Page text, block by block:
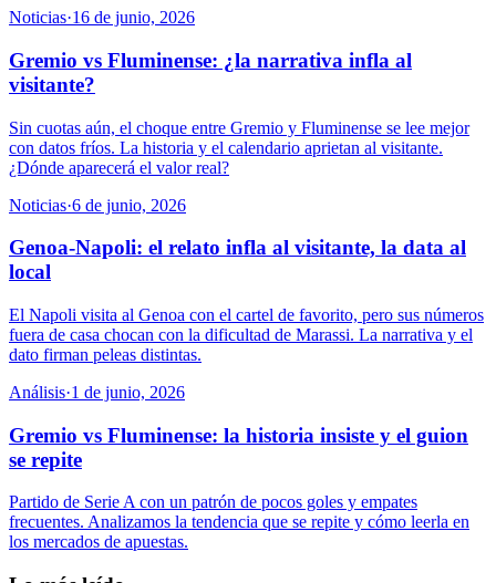
Noticias·16 de junio, 2026
Gremio vs Fluminense: ¿la narrativa infla al
visitante?
Sin cuotas aún, el choque entre Gremio y Fluminense se lee mejor
con datos fríos. La historia y el calendario aprietan al visitante.
¿Dónde aparecerá el valor real?
Noticias·6 de junio, 2026
Genoa-Napoli: el relato infla al visitante, la data al
local
El Napoli visita al Genoa con el cartel de favorito, pero sus números
fuera de casa chocan con la dificultad de Marassi. La narrativa y el
dato firman peleas distintas.
Análisis·1 de junio, 2026
Gremio vs Fluminense: la historia insiste y el guion
se repite
Partido de Serie A con un patrón de pocos goles y empates
frecuentes. Analizamos la tendencia que se repite y cómo leerla en
los mercados de apuestas.